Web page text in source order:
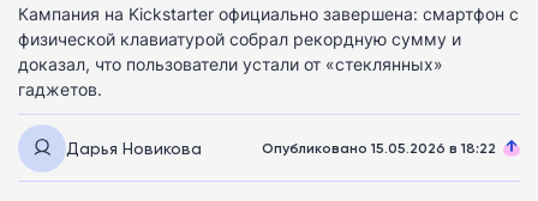
Кампания на Kickstarter официально завершена: смартфон с
физической клавиатурой собрал рекордную сумму и
доказал, что пользователи устали от «стеклянных»
гаджетов.
Дарья Новикова Опубликовано 15.05.2026 в 18:22